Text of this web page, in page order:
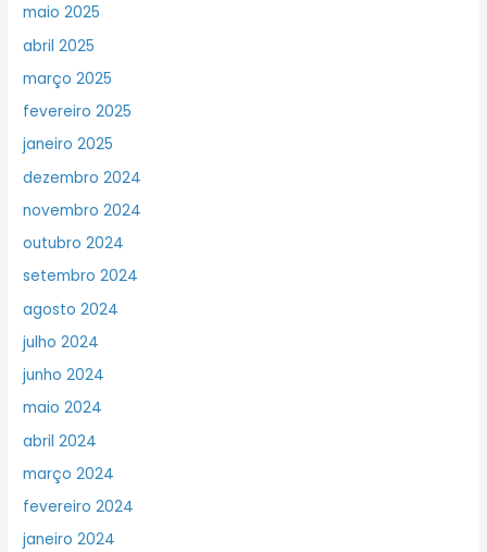
maio 2025
abril 2025
março 2025
fevereiro 2025
janeiro 2025
dezembro 2024
novembro 2024
outubro 2024
setembro 2024
agosto 2024
julho 2024
junho 2024
maio 2024
abril 2024
março 2024
fevereiro 2024
janeiro 2024